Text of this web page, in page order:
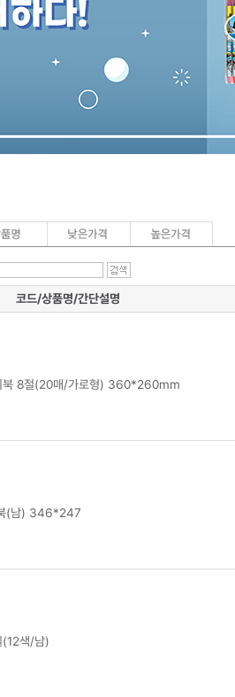
코드/상품명/간단설명
북 8절(20매/가로형) 360*260mm
(남) 346*247
(12색/남)